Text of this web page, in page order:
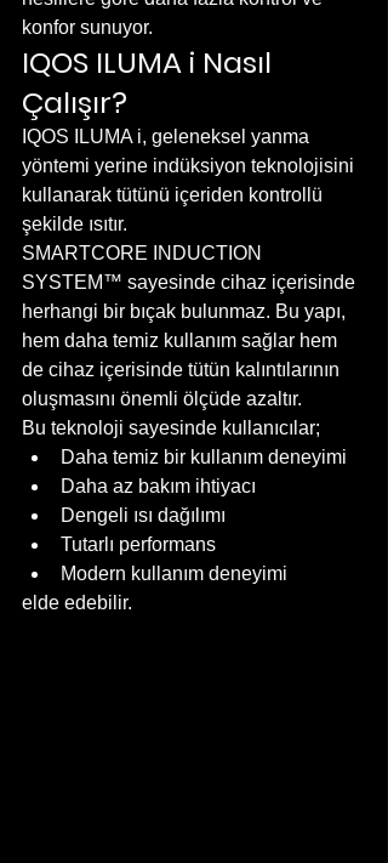
konfor sunuyor.
IQOS ILUMA i Nasıl
Çalışır?
IQOS ILUMA i, geleneksel yanma
yöntemi yerine indüksiyon teknolojisini
kullanarak tütünü içeriden kontrollü
şekilde ısıtır.
SMARTCORE INDUCTION
SYSTEM™ sayesinde cihaz içerisinde
herhangi bir bıçak bulunmaz. Bu yapı,
hem daha temiz kullanım sağlar hem
de cihaz içerisinde tütün kalıntılarının
oluşmasını önemli ölçüde azaltır.
Bu teknoloji sayesinde kullanıcılar;
Daha temiz bir kullanım deneyimi
Daha az bakım ihtiyacı
Dengeli ısı dağılımı
Tutarlı performans
Modern kullanım deneyimi
elde edebilir.